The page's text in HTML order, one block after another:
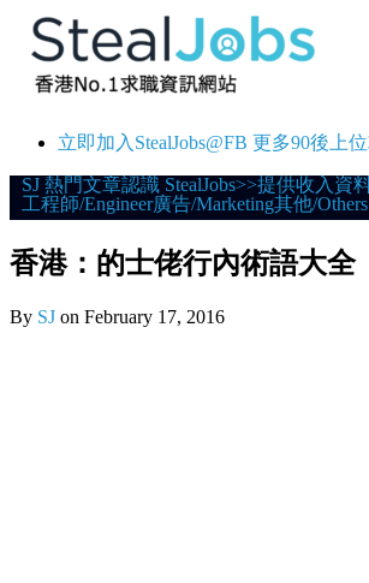
立即加入StealJobs@FB 更多90後上
Skip
to
SJ 熱門文章認識 StealJobs>>提供收入資
工程師/Engineer廣告/Marketing其他/
香港：的士佬行內術語大全
By SJ on February 17, 2016